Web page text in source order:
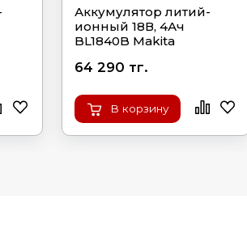
Аккумулятор литий-
ионный 18В, 4Ач
BL1840B Makita
64 290 тг.
В корзину